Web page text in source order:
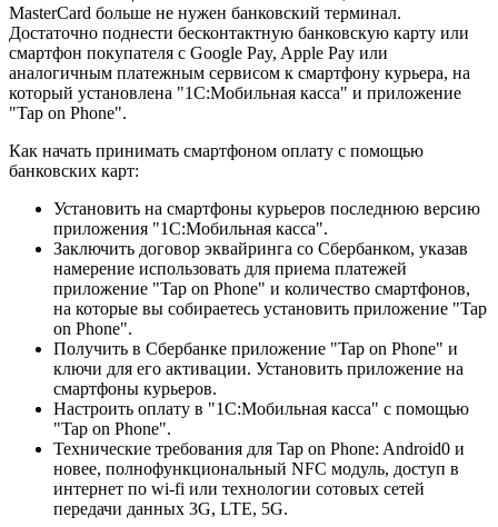
MasterCard больше не нужен банковский терминал.
Достаточно поднести бесконтактную банковскую карту или
смартфон покупателя с Google Pay, Apple Pay или
аналогичным платежным сервисом к смартфону курьера, на
который установлена "1С:Мобильная касса" и приложение
"Tap on Phone".
Как начать принимать смартфоном оплату с помощью
банковских карт:
Установить на смартфоны курьеров последнюю версию
приложения "1С:Мобильная касса".
Заключить договор эквайринга со Сбербанком, указав
намерение использовать для приема платежей
приложение "Tap on Phone" и количество смартфонов,
на которые вы собираетесь установить приложение "Tap
on Phone".
Получить в Сбербанке приложение "Tap on Phone" и
ключи для его активации. Установить приложение на
смартфоны курьеров.
Настроить оплату в "1С:Мобильная касса" с помощью
"Tap on Phone".
Технические требования для Tap on Phone: Android0 и
новее, полнофункциональный NFC модуль, доступ в
интернет по wi-fi или технологии сотовых сетей
передачи данных 3G, LTE, 5G.